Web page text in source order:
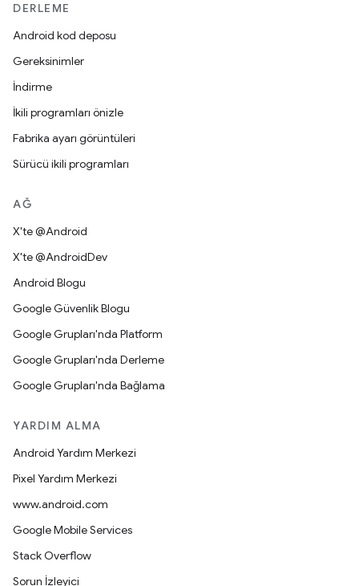
DERLEME
Android kod deposu
Gereksinimler
İndirme
İkili programları önizle
Fabrika ayarı görüntüleri
Sürücü ikili programları
AĞ
X'te @Android
X'te @AndroidDev
Android Blogu
Google Güvenlik Blogu
Google Grupları'nda Platform
Google Grupları'nda Derleme
Google Grupları'nda Bağlama
YARDIM ALMA
Android Yardım Merkezi
Pixel Yardım Merkezi
www.android.com
Google Mobile Services
Stack Overflow
Sorun İzleyici